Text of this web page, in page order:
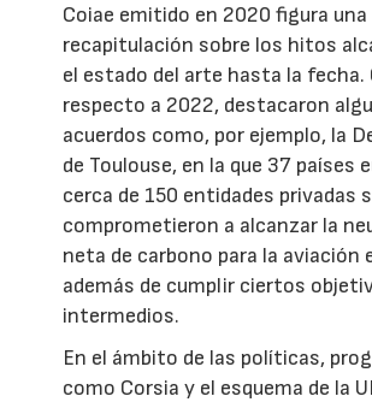
Coiae emitido en 2020 figura una
recapitulación sobre los hitos
el estado del arte hasta la fecha.
respecto a 2022, destacaron
acuerdos como, por ejemplo, la
de Toulouse, en la que 37 países
cerca de 150 entidades privadas
comprometieron a alcanzar la
neta de carbono para la aviación
además de cumplir ciertos
intermedios.
En el ámbito de las políticas,
como Corsia y el esquema de la